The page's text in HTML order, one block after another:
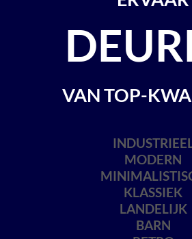
VAN TOP-
MODERN
KLASSIEK
LANDELIJK
BARN